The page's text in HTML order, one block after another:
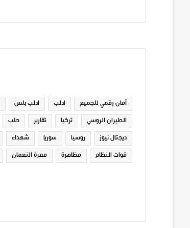
أمان رقمي للجميع ادلب ادلب بلس
الطيران الروسي تركيا تقارير حلب
ديجتال نيوز روسيا سوريا شهداء
قوات النظام مظاهرة معرة النعمان